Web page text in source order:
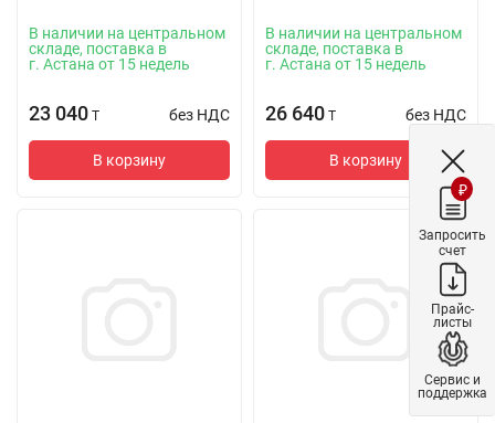
В наличии на центральном
складе, поставка в
г. Астана от 15 недель
23 040 T без НДС
В корзину
В наличии на центральном
складе, поставка в
г. Астана от 15 недель
26 640 T без НДС
В корзину
₽
Запросить
счет
Прайс-
листы
Сервис и
поддержка